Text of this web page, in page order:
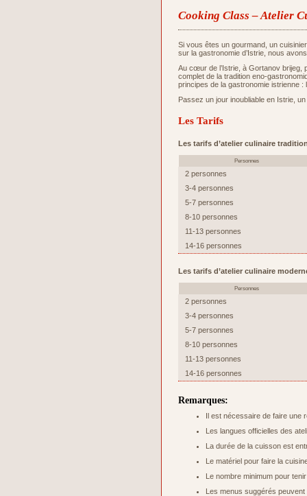
Cooking Class – Atelier
Si vous êtes un gourmand, un
sur la gastronomie d’Istrie, nous
Au cœur de l’Istrie, à Gortanov brijeg,
complet de la tradition eno-
principes de la gastronomie istrienne
Passez un jour inoubliable en Istrie,
Les Tarifs
Les tarifs d’atelier culinaire
Personnes
2 personnes
3-4 personnes
5-7 personnes
8-10 personnes
11-13 personnes
14-16 personnes
Les tarifs d’atelier culinaire
Personnes
2 personnes
3-4 personnes
5-7 personnes
8-10 personnes
11-13 personnes
14-16 personnes
Remarques:
Il est nécessaire de faire une
Les langues officielles des
La durée de la cuisson est
Le matériel pour faire la
Le nombre minimum pour tenir
Les menus suggérés